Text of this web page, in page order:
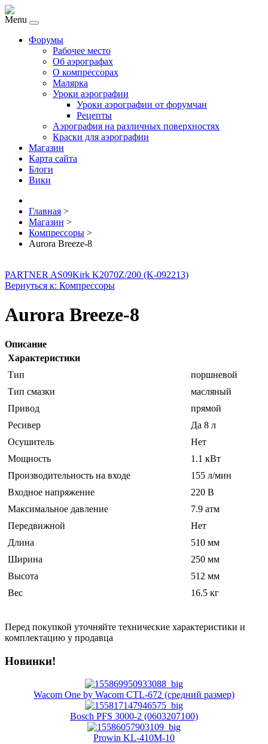
Menu
Форумы
Рабочее место
Об аэрографах
О компрессорах
Малярка
Уроки аэрографии
Уроки аэрографии от форумчан
Рецепты
Аэрография на различных поверхностях
Краски для аэрографии
Магазин
Карта сайта
Блоги
Вики
Главная >
Магазин >
Компрессоры >
Aurora Breeze-8
PARTNER AS09Kirk K2070Z/200 (K-092213)
Вернуться к: Компрессоры
Aurora Breeze-8
Описание
Характеристики
Тип
поршневой
Тип смазки
масляный
Привод
прямой
Ресивер
Да 8 л
Осушитель
Нет
Мощность
1.1 кВт
Производительность на входе
155 л/мин
Входное напряжение
220 В
Максимальное давление
7.9 атм
Передвижной
Нет
Длина
510 мм
Ширина
250 мм
Высота
512 мм
Вес
16.5 кг
Перед покупкой уточняйте технические характеристики и
комплектацию у продавца
Новинки!
Wacom One by Wacom CTL-672 (средний размер)
Bosch PFS 3000-2 (0603207100)
Prowin KL-410M-10